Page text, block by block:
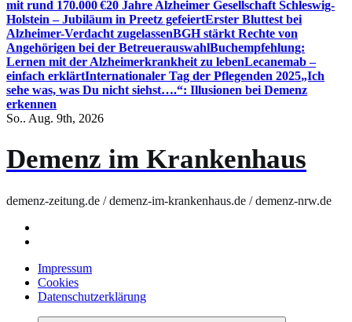
mit rund 170.000 €20 Jahre Alzheimer Gesellschaft Schleswig-
Holstein – Jubiläum in Preetz gefeiertErster Bluttest bei
Alzheimer-Verdacht zugelassenBGH stärkt Rechte von
Angehörigen bei der BetreuerauswahlBuchempfehlung:
Lernen mit der Alzheimerkrankheit zu lebenLecanemab –
einfach erklärtInternationaler Tag der Pflegenden 2025„Ich
sehe was, was Du nicht siehst….“: Illusionen bei Demenz
erkennen
So.. Aug. 9th, 2026
Demenz im Krankenhaus
demenz-zeitung.de / demenz-im-krankenhaus.de / demenz-nrw.de
Impressum
Cookies
Datenschutzerklärung